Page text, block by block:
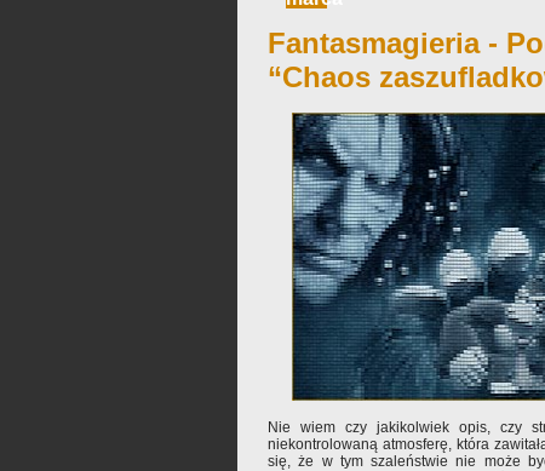
Fantasmagieria -
“Chaos
Nie wiem czy jakikolwiek opis, czy
niekontrolowaną atmosferę, która
się, że w tym szaleństwie nie może